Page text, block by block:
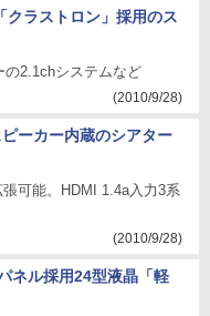
クラストロン」採用のス
の2.1chシステムなど
(2010/9/28)
ーカー内蔵のシアター
可能。HDMI 1.4a入力3系
(2010/9/28)
ネル採用24型液晶「軽